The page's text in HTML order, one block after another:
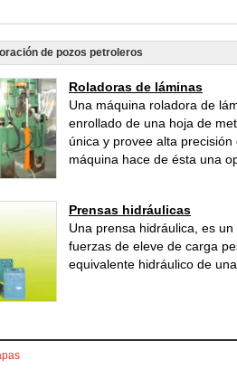
de pozos petroleros
Roladoras de láminas
Una máquina roladora de
enrollado de una hoja de
única y provee alta
máquina hace de ésta una
Prensas hidráulicas
Una prensa hidráulica, es
fuerzas de eleve de carga
equivalente hidráulico de